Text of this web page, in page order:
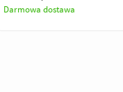
Darmowa dostawa